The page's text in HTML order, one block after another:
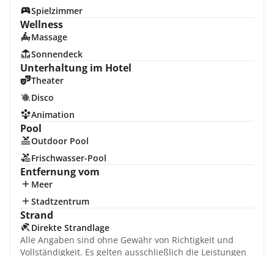
Spielzimmer
Wellness
Massage
Sonnendeck
Unterhaltung im Hotel
Theater
Disco
Animation
Pool
Outdoor Pool
Frischwasser-Pool
Entfernung vom
Meer
Stadtzentrum
Strand
Direkte Strandlage
Alle Angaben sind ohne Gewähr von Richtigkeit und
Vollständigkeit. Es gelten ausschließlich die Leistungen